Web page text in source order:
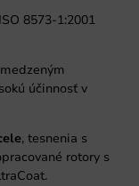
8573-1:2001
účinnosť v
, tesnenia s
rotory s